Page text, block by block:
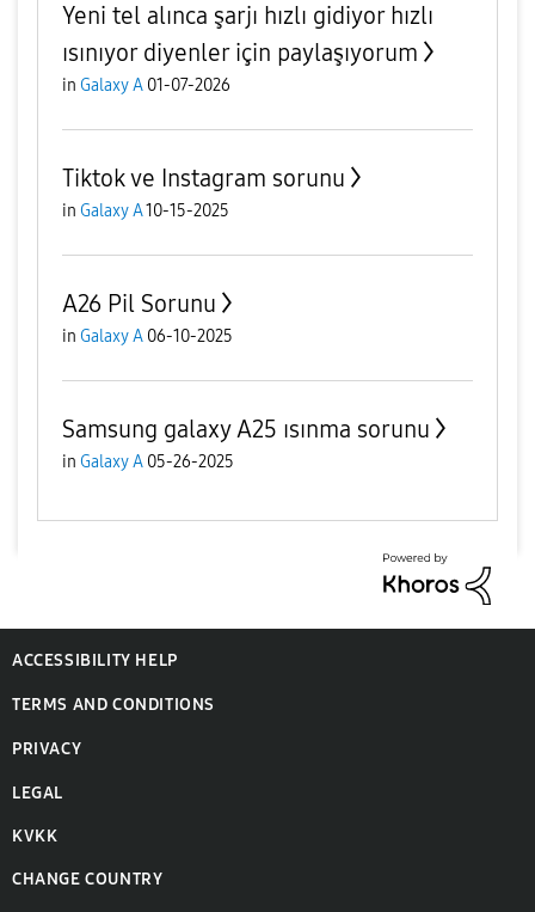
Yeni tel alınca şarjı hızlı gidiyor hızlı
ısınıyor diyenler için paylaşıyorum
in Galaxy A 01-07-2026
Tiktok ve Instagram sorunu
in Galaxy A10-15-2025
A26 Pil Sorunu
in Galaxy A 06-10-2025
Samsung galaxy A25 ısınma sorunu
in Galaxy A 05-26-2025
ACCESSIBILITY HELP
TERMS AND CONDITIONS
PRIVACY
LEGAL
KVKK
CHANGE COUNTRY